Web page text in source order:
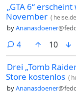
„GTA 6“
November ( heise.de
byAnanasdoener
4comments
10
Drei „Tomb
Store kostenlos (
byAnanasdoener